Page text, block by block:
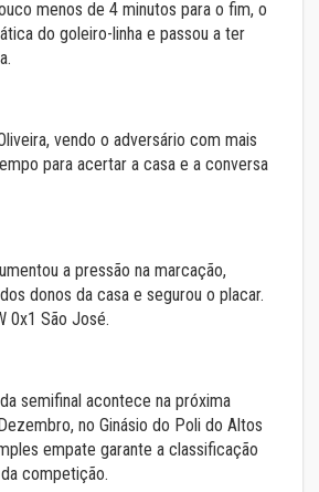
menos de 4 minutos para o fim, o
do goleiro-linha e passou a ter
vendo o adversário com mais
para acertar a casa e a conversa
a pressão na marcação,
donos da casa e segurou o placar.
0x1 São José.
semifinal acontece na próxima
no Ginásio do Poli do Altos
empate garante a classificação
competição.